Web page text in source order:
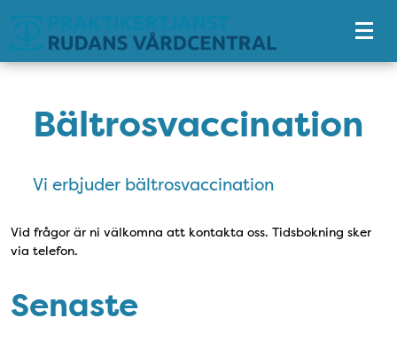
Bältrosvaccination
Vi erbjuder bältrosvaccination
Vid frågor är ni välkomna att kontakta oss. Tidsbokning sker
via telefon.
Senaste